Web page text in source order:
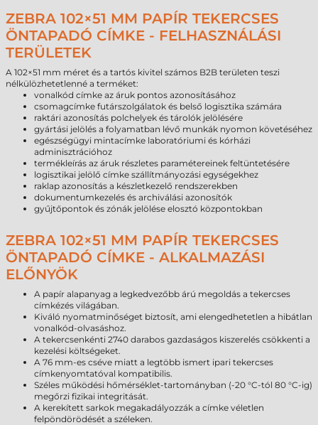
ZEBRA 102×51 MM PAPÍR TEKERCSES
ÖNTAPADÓ CÍMKE - FELHASZNÁLÁSI
TERÜLETEK
A 102×51 mm méret és a tartós kivitel számos B2B területen teszi
nélkülözhetetlenné a terméket:
vonalkód címke az áruk pontos azonosításához
csomagcímke futárszolgálatok és belső logisztika számára
raktári azonosítás polchelyek és tárolók jelölésére
gyártási jelölés a folyamatban lévő munkák nyomon követéséhez
egészségügyi mintacímke laboratóriumi és kórházi
adminisztrációhoz
termékleírás az áruk részletes paramétereinek feltüntetésére
logisztikai jelölő címke szállítmányozási egységekhez
raklap azonosítás a készletkezelő rendszerekben
dokumentumkezelés és archiválási azonosítók
gyűjtőpontok és zónák jelölése elosztó központokban
ZEBRA 102×51 MM PAPÍR TEKERCSES
ÖNTAPADÓ CÍMKE - ALKALMAZÁSI
ELŐNYÖK
A papír alapanyag a legkedvezőbb árú megoldás a tekercses
címkézés világában.
Kiváló nyomatminőséget biztosít, ami elengedhetetlen a hibátlan
vonalkód-olvasáshoz.
A tekercsenkénti 2740 darabos gazdaságos kiszerelés csökkenti a
kezelési költségeket.
A 76 mm-es cséve miatt a legtöbb ismert ipari tekercses
címkenyomtatóval kompatibilis.
Széles működési hőmérséklet-tartományban (-20 °C-tól 80 °C-ig)
megőrzi fizikai integritását.
A kerekített sarkok megakadályozzák a címke véletlen
felpöndörödését a széleken.